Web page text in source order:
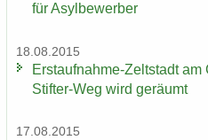
für Asyl­be­wer­ber
18.08.2015
Erstaufnahme-​Zeltstadt
Stifter-Weg wird ge­räumt
17.08.2015